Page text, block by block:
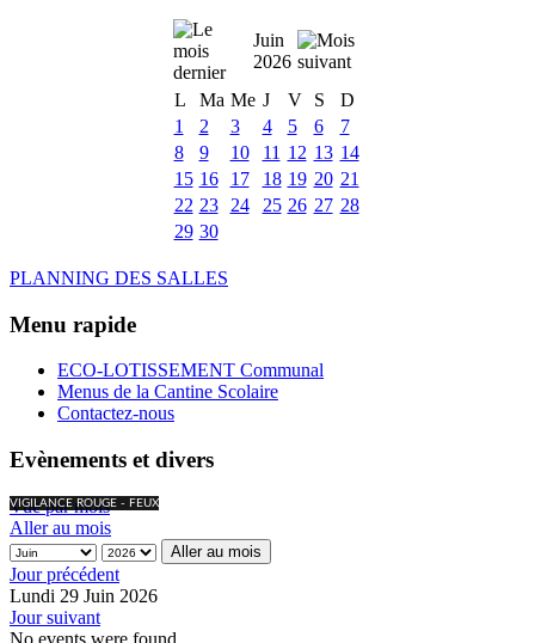
Juin
2026
L
Ma Me J V S
D
1
2 3 4 5 6
7
8
9 10 11 12 13 14
15 16 17 18 19 20 21
22 23 24 25 26 27 28
29 30
PLANNING DES SALLES
Menu rapide
ECO-LOTISSEMENT Communal
Menus de la Cantine Scolaire
Contactez-nous
Evènements et divers
VIGILANCE ROUGE - FEUX
Vue par mois
Aller au mois
Aller au mois
Jour précédent
Lundi 29 Juin 2026
Jour suivant
No events were found